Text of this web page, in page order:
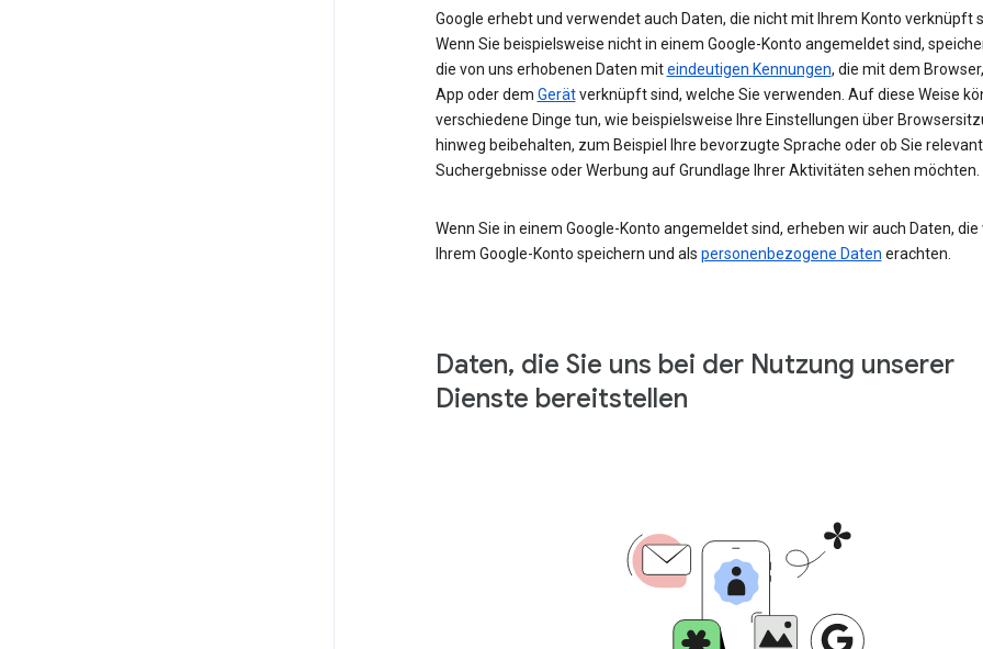
Google erhebt und verwendet auch Daten, die nicht mit Ihrem Konto verknüpft
Wenn Sie beispielsweise nicht in einem Google-Konto angemeldet sind,
die von uns erhobenen Daten miteindeutigen Kennungen, die mit dem
App oder dem Gerätverknüpft sind, welche Sie verwenden. Auf diese Weise
verschiedene Dinge tun, wie beispielsweise Ihre Einstellungen über
hinweg beibehalten, zum Beispiel Ihre bevorzugte Sprache oder ob Sie
Suchergebnisse oder Werbung auf Grundlage Ihrer Aktivitäten sehen möchten.
Wenn Sie in einem Google-Konto angemeldet sind, erheben wir auch Daten, die
Ihrem Google-Konto speichern und als personenbezogene Daten erachten.
Daten, die Sie uns bei der Nutzung unserer
Dienste bereitstellen